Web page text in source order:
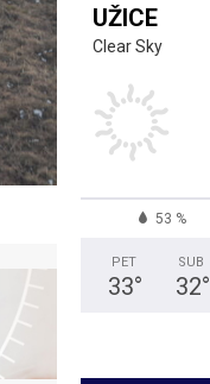
UŽICE
Clear Sky
53 %
PET
33°
SUB
32°